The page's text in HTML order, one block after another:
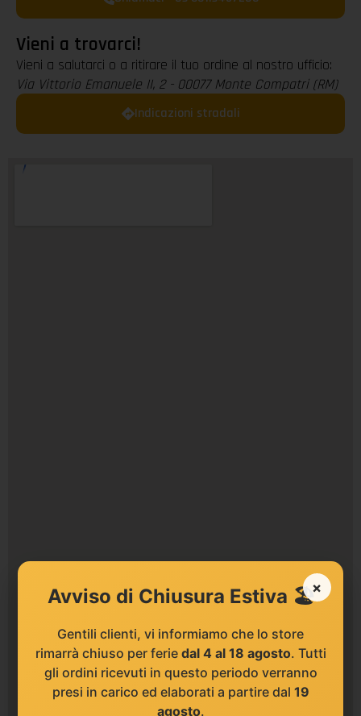
Vieni a trovarci!
Vieni a salutarci o a ritirare il tuo ordine al nostro ufficio:
Via Vittorio Emanuele II, 2 - 00077 Monte Compatri (RM)
Indicazioni stradali
×
Avviso di Chiusura Estiva 🏖️
Gentili clienti, vi informiamo che lo store
rimarrà chiuso per ferie dal 4 al 18 agosto. Tutti
gli ordini ricevuti in questo periodo verranno
presi in carico ed elaborati a partire dal 19
agosto.